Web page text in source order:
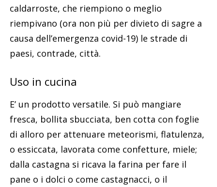
caldarroste, che riempiono o meglio
riempivano (ora non più per divieto di sagre a
causa dell’emergenza covid-19) le strade di
paesi, contrade, città.
Uso in cucina
E’ un prodotto versatile. Si può mangiare
fresca, bollita sbucciata, ben cotta con foglie
di alloro per attenuare meteorismi, flatulenza,
o essiccata, lavorata come confetture, miele;
dalla castagna si ricava la farina per fare il
pane o i dolci o come castagnacci, o il